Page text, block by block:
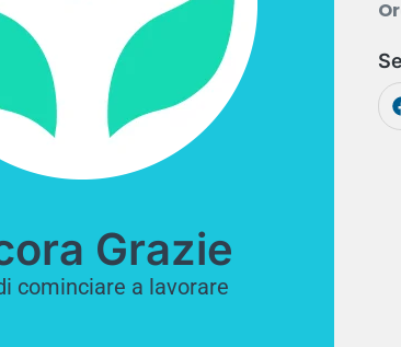
Grazie
cominciare a lavorare